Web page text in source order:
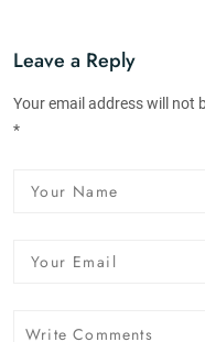
Leave a Reply
Your email address will not
*